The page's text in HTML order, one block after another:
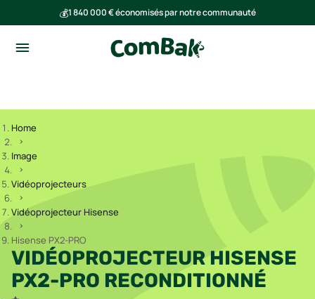
💰1 840 000 € économisés par notre communauté
Home
Image
Vidéoprojecteurs
Vidéoprojecteur Hisense
Hisense PX2-PRO
VIDÉOPROJECTEUR HISENSE
PX2-PRO RECONDITIONNÉ